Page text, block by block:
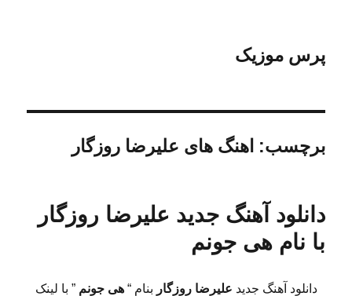
پرس موزیک
برچسب: اهنگ های علیرضا روزگار
دانلود آهنگ جدید علیرضا روزگار
با نام هی جونم
دانلود آهنگ جدید علیرضا روزگار بنام “ هی جونم” با لینک